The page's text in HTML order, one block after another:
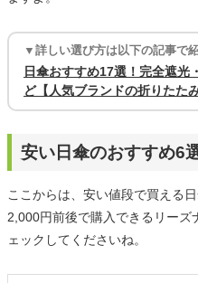
▼詳しい選び方は以下の記事で紹
日傘おすすめ17選！完全遮光
ど【人気ブランドの折りたたみ
安い日傘のおすすめ6
ここからは、安い値段で買える
2,000円前後で購入できるリーズ
ェックしてくださいね。